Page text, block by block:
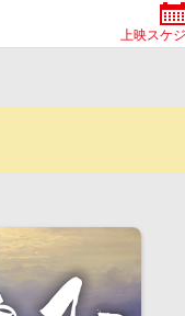
上映スケ